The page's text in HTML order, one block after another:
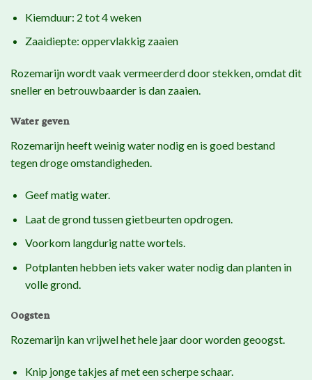
Kiemduur: 2 tot 4 weken
Zaaidiepte: oppervlakkig zaaien
Rozemarijn wordt vaak vermeerderd door stekken, omdat dit
sneller en betrouwbaarder is dan zaaien.
Water geven
Rozemarijn heeft weinig water nodig en is goed bestand
tegen droge omstandigheden.
Geef matig water.
Laat de grond tussen gietbeurten opdrogen.
Voorkom langdurig natte wortels.
Potplanten hebben iets vaker water nodig dan planten in
volle grond.
Oogsten
Rozemarijn kan vrijwel het hele jaar door worden geoogst.
Knip jonge takjes af met een scherpe schaar.